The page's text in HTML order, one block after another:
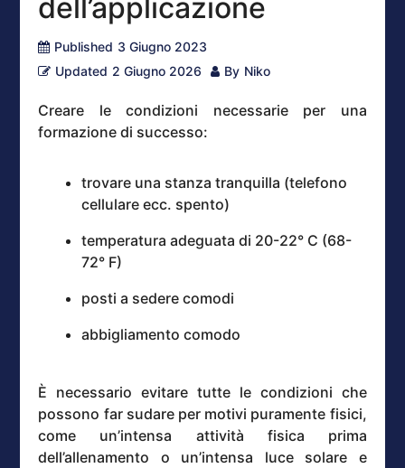
dell’applicazione
Published 3 Giugno 2023
Updated 2 Giugno 2026 By Niko
Creare le condizioni necessarie per una
formazione di successo:
trovare una stanza tranquilla (telefono
cellulare ecc. spento)
temperatura adeguata di 20-22° C (68-
72° F)
posti a sedere comodi
abbigliamento comodo
È necessario evitare tutte le condizioni che
possono far sudare per motivi puramente fisici,
come un’intensa attività fisica prima
dell’allenamento o un’intensa luce solare e